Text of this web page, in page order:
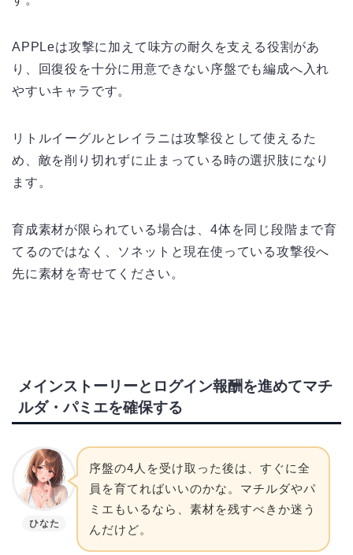
APPLeは攻撃に加えて味方の耐久を支える役割があ
り、回復役を十分に用意できない序盤でも編成へ入れ
やすいキャラです。
リトルイーグルとレイラニは攻撃役として使えるた
め、敵を削り切れずに止まっている時の選択肢になり
ます。
育成素材が限られている場合は、4体を同じ段階まで育
てるのではなく、ソネットと現在使っている攻撃役へ
先に素材を寄せてください。
メインストーリーとログイン報酬を進めてマチ
ルダ・パミエを確保する
ひなた
序盤の4人を受け取った後は、すぐに全
員を育てればいいのかな。マチルダやパ
ミエもいるなら、素材を残すべきか迷う
んだけど。